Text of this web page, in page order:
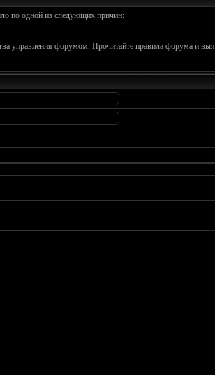
по одной из следующих причин:
управления форумом. Прочитайте правила форума и